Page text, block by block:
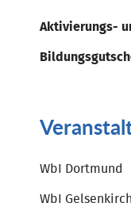
Aktivierungs-
WbI Dortmund
WbI